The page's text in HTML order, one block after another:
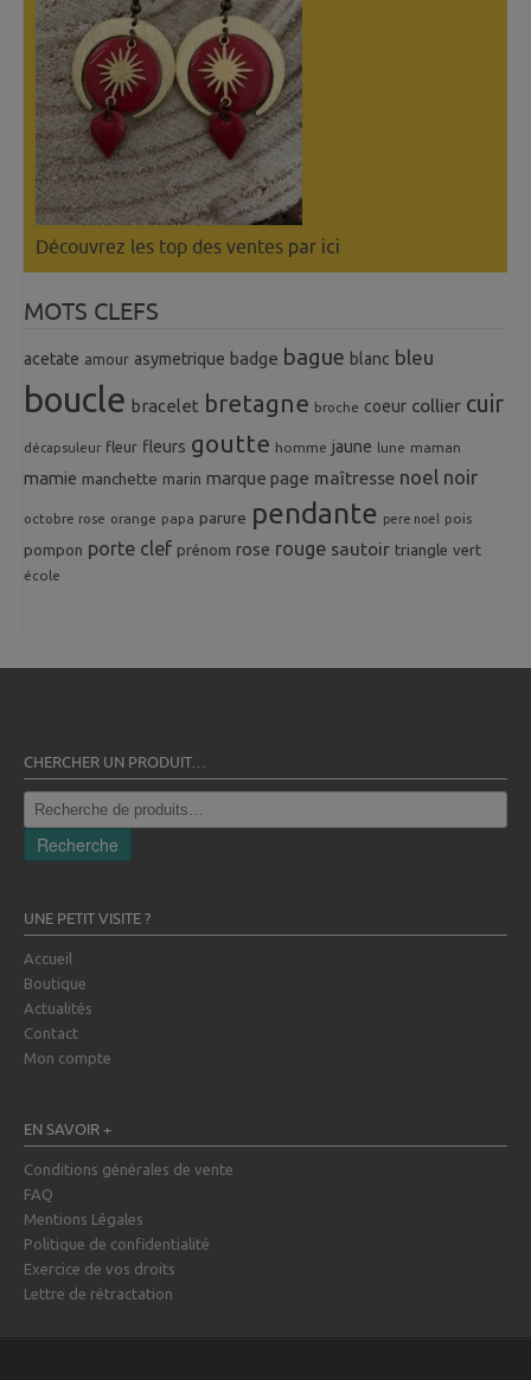
Découvrez les top des ventes par ici
MOTS CLEFS
acetate amour asymetrique badge bague blanc bleu
boucle bracelet bretagne broche coeur collier cuir
décapsuleur fleur fleurs goutte homme jaune lune maman
mamie manchette marin marque page maîtresse noel noir
octobre rose orange papa parure pendante pere noel pois
pompon porte clef prénom rose rouge sautoir triangle vert
école
CHERCHER UN PRODUIT…
Recherche
pour :
Recherche
UNE PETIT VISITE ?
Accueil
Boutique
Actualités
Contact
Mon compte
EN SAVOIR +
Conditions générales de vente
FAQ
Mentions Légales
Politique de confidentialité
Exercice de vos droits
Lettre de rétractation